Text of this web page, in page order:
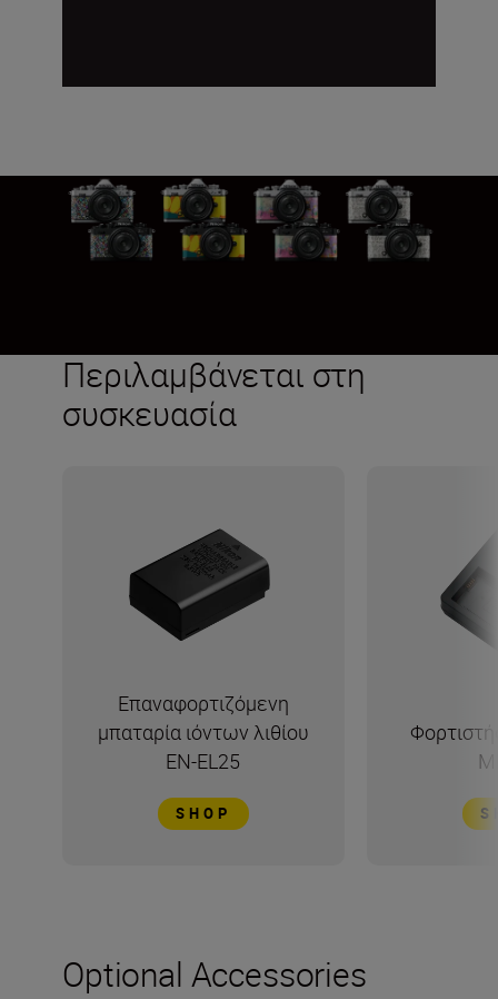
Περιλαμβάνεται στη
συσκευασία
Επαναφορτιζόμενη
μπαταρία ιόντων λιθίου
EN-EL25
SHOP
Optional Accessories